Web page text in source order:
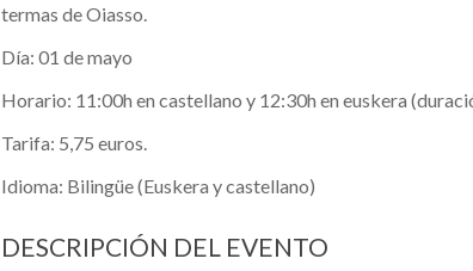
termas de Oiasso.
Día: 01 de mayo
Horario: 11:00h en castellano y 12:30h en euskera
Tarifa: 5,75 euros.
Idioma: Bilingüe (Euskera y castellano)
DESCRIPCIÓN DEL EVENTO